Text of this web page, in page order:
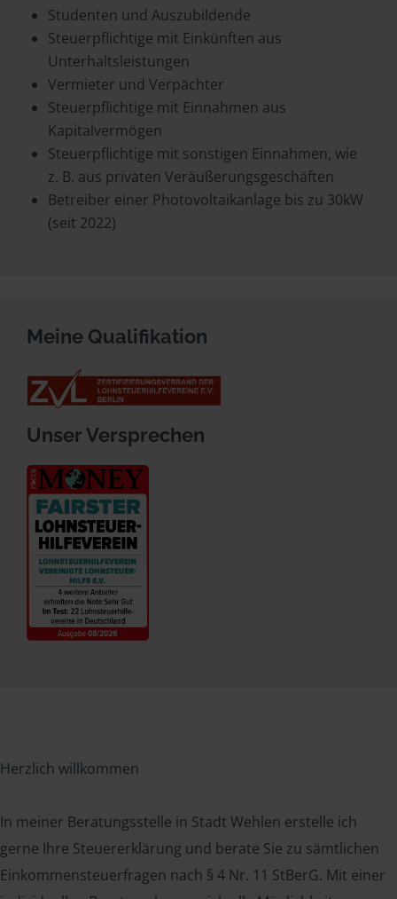
Studenten und Auszubildende
Steuerpflichtige mit Einkünften aus
Unterhaltsleistungen
Vermieter und Verpächter
Steuerpflichtige mit Einnahmen aus
Kapitalvermögen
Steuerpflichtige mit sonstigen Einnahmen, wie
z. B. aus privaten Veräußerungsgeschäften
Betreiber einer Photovoltaikanlage bis zu 30kW
(seit 2022)
Meine Qualifikation
Unser Versprechen
Herzlich willkommen
In meiner Beratungsstelle in Stadt Wehlen erstelle ich
gerne Ihre Steuererklärung und berate Sie zu sämtlichen
Einkommensteuerfragen nach § 4 Nr. 11 StBerG. Mit einer